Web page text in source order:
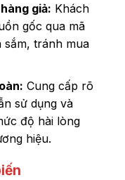
giả: Khách
gốc qua mã
sắm, tránh mua
Cung cấp rõ
sử dụng và
độ hài lòng
hiệu.